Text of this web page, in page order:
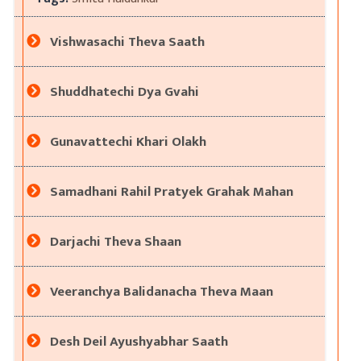
Vishwasachi Theva Saath
Shuddhatechi Dya Gvahi
Gunavattechi Khari Olakh
Samadhani Rahil Pratyek Grahak Mahan
Darjachi Theva Shaan
Veeranchya Balidanacha Theva Maan
Desh Deil Ayushyabhar Saath